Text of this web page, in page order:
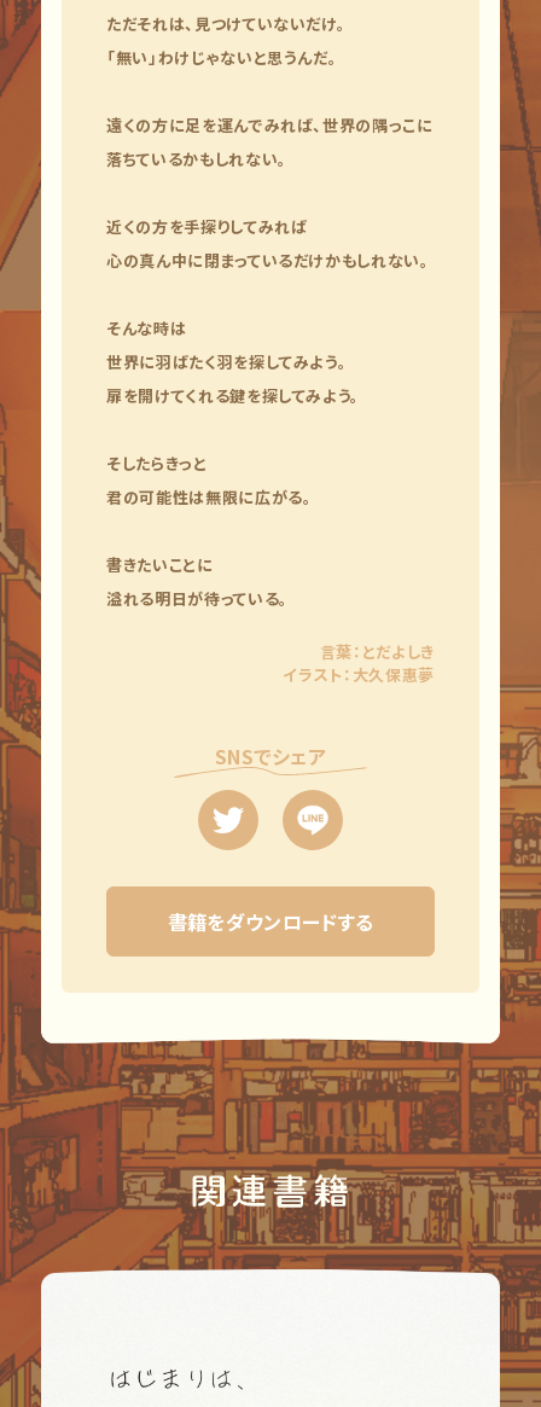
ただそれは、見つけていないだけ。
「無い」わけじゃないと思うんだ。
遠くの方に足を運んでみれば、世界の隅っこに
落ちているかもしれない。
近くの方を手探りしてみれば
心の真ん中に閉まっているだけかもしれない。
そんな時は
世界に羽ばたく羽を探してみよう。
扉を開けてくれる鍵を探してみよう。
そしたらきっと
君の可能性は無限に広がる。
書きたいことに
溢れる明日が待っている。
言葉：とだよしき
イラスト：大久保惠夢
SNSでシェア
書籍をダウンロードする